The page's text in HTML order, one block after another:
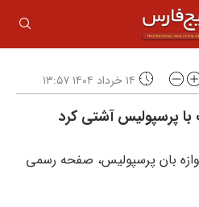
۱۴ خرداد ۱۴۰۴ ۱۳:۵۷
پر‌سپولیس آشتی کرد
بان پرسپولیس، صفحه رسمی